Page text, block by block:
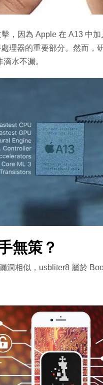
，因為 Apple 在 A13 中
理器的重要部分。然而，
水不漏。
無策？
洞相似，usbliter8 屬於